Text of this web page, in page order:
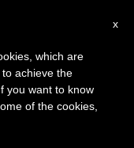
×
la pausa
de verano
también el
x
which are
achieve the
you want to know
of the cookies,